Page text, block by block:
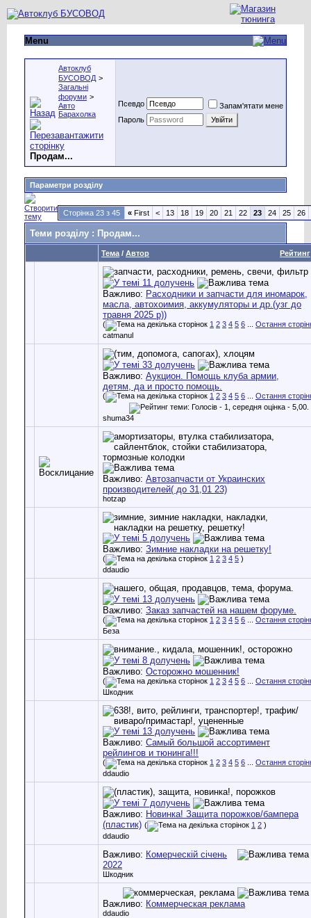
Menu
Автоклуб
БУСОВОД >
Загальні
форуми >
Авто
Барахолка
Продам...
Псевдо
Запам'ятати мене
Пароль
Параметри розділу
Сторінка 23 з 45 « First < 13 18 19 20 21 22 23 24 25 26
Теми розділу : Продам...
Рейтинг
Тема / Автор
Важливо: Расходники и запчасти для иномарок,
масла, автохоимия, аккумуляторы и др.(узг до
травня 2025 р))
( 1 2 3 4 5 6
Остання
catmanul
Важливо: Аукцион. Помощь клуба армии,
детям, да и просто помощь.
( 1 2 3 4 5 6 Остання
shuma34
Важливо: Автозапчасти от Украинских
производителей( до 31,01 23)
hotzap
Важливо: Зимние накладки на решетку!
( 1 2 3 4 5 )
ddaudio
Важливо: Заказ запчастей на нашем форуме.
( 1 2 3 4 5 6
Остання
Беза
Важливо: Осторожно мошенник!
( 1 2 3 4 5 6
Остання
Шкодник
Важливо: Самый большой ассортимент
рейлингов и тюнинга!!!
( 1 2 3 4 5 6
Остання
ddaudio
Важливо: Новинка! Защита порожков/бампера
(пластик) ( 1 2 )
ddaudio
Важливо: Комерческій січень
2022
Шкодник
Важливо: Коммерческая реклама
ddaudio